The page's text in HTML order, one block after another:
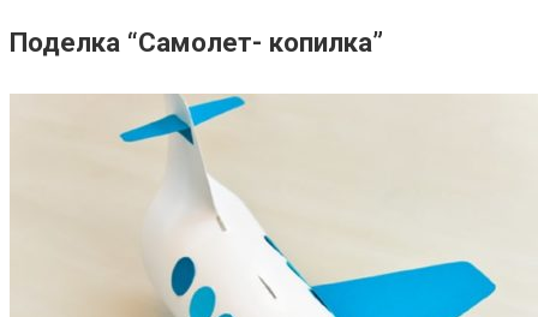
Поделка “Самолет- копилка”